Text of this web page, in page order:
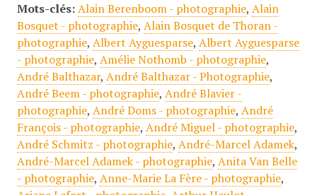
Mots-clés: Alain Berenboom - photographie, Alain
Bosquet - photographie, Alain Bosquet de Thoran -
photographie, Albert Ayguesparse, Albert Ayguesparse
- photographie, Amélie Nothomb - photographie,
André Balthazar, André Balthazar - Photographie,
André Beem - photographie, André Blavier -
photographie, André Doms - photographie, André
François - photographie, André Miguel - photographie,
André Schmitz - photographie, André-Marcel Adamek,
André-Marcel Adamek - photographie, Anita Van Belle
- photographie, Anne-Marie La Fère - photographie,